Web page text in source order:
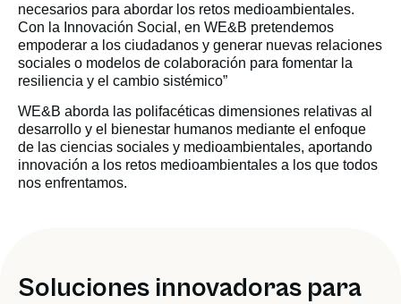
necesarios para abordar los retos medioambientales.
Con la Innovación Social, en WE&B pretendemos
empoderar a los ciudadanos y generar nuevas relaciones
sociales o modelos de colaboración para fomentar la
resiliencia y el cambio sistémico”
WE&B aborda las polifacéticas dimensiones relativas al
desarrollo y el bienestar humanos mediante el enfoque
de las ciencias sociales y medioambientales, aportando
innovación a los retos medioambientales a los que todos
nos enfrentamos.
Soluciones innovadoras para